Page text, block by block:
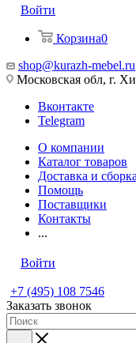
Войти
Корзина0
shop@kurazh-mebel.ru
Московская обл, г.
Вконтакте
Telegram
О компании
Каталог товаров
Доставка и сборка
Помощь
Поставщики
Контакты
...
Войти
+7 (495) 108 7546
Заказать звонок